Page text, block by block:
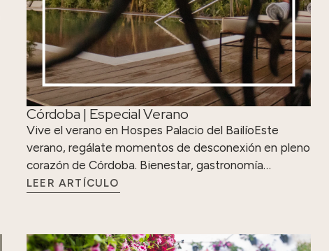
Córdoba | Especial Verano
Vive el verano en Hospes Palacio del BailíoEste
verano, regálate momentos de desconexión en pleno
corazón de Córdoba. Bienestar, gastronomía…
LEER ARTÍCULO